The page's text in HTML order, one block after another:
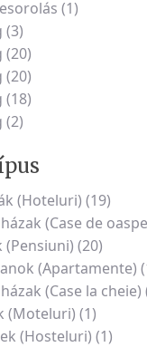
(1)
(3)
(20)
(20)
(18)
(2)
(Hoteluri) (19)
(Case de
(Pensiuni) (20)
(Apartamente)
(Case la cheie)
(Moteluri) (1)
(Hosteluri) (1)